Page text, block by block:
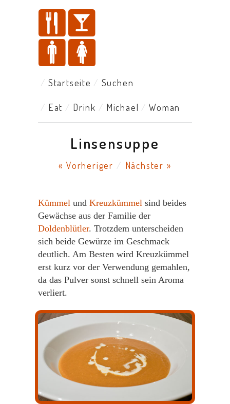
Startseite Suchen
Eat Drink Michael Woman
Linsensuppe
« Vorheriger / Nächster »
Kümmel und Kreuzkümmel sind beides
Gewächse aus der Familie der
Doldenblütler. Trotzdem unterscheiden
sich beide Gewürze im Geschmack
deutlich. Am Besten wird Kreuzkümmel
erst kurz vor der Verwendung gemahlen,
da das Pulver sonst schnell sein Aroma
verliert.